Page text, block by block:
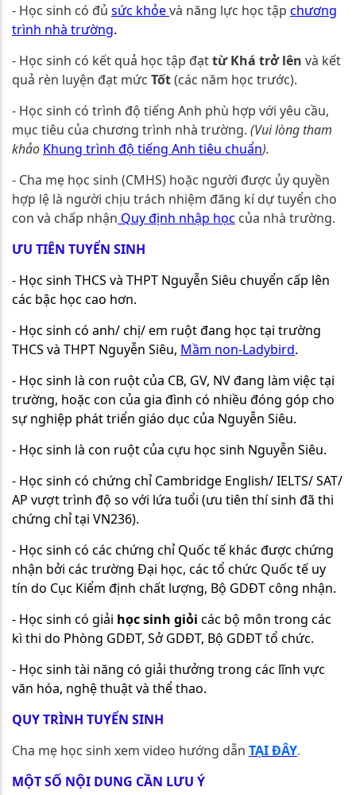
- Học sinh có đủ sức khỏevà năng lực học tập chương
trình nhà trường.
- Học sinh có kết quả học tập đạttừ Khá trở lên và kết
quả rèn luyện đạt mức Tốt(các năm học trước).
- Học sinh có trình độ tiếng Anh phù hợp với yêu cầu,
mục tiêu của chương trình nhà trường. (Vui lòng tham
khảo Khung trình độ tiếng Anh tiêu chuẩn).
- Cha mẹ học sinh (CMHS) hoặc người được ủy quyền
hợp lệ là người chịu trách nhiệm đăng kí dự tuyển cho
con và chấp nhận Quy định nhập học của nhà trường.
ƯU TIÊN TUYỂN SINH
- Học sinh THCS và THPT Nguyễn Siêu chuyển cấp lên
các bậc học cao hơn.
- Học sinh có anh/ chị/ em ruột đang học tại trường
THCS và THPT Nguyễn Siêu, Mầm non-Ladybird.
- Học sinh là con ruột của CB, GV, NV đang làm việc tại
trường, hoặc con của gia đình có nhiều đóng góp cho
sự nghiệp phát triển giáo dục của Nguyễn Siêu.
- Học sinh là con ruột của cựu học sinh Nguyễn Siêu.
- Học sinh có chứng chỉ Cambridge English/ IELTS/ SAT/
AP vượt trình độ so với lứa tuổi (ưu tiên thí sinh đã thi
chứng chỉ tại VN236).
- Học sinh có các chứng chỉ Quốc tế khác được chứng
nhận bởi các trường Đại học, các tổ chức Quốc tế uy
tín do Cục Kiểm định chất lượng, Bộ GDĐT công nhận.
- Học sinh có giải học sinh giỏi các bộ môn trong các
kì thi do Phòng GDĐT, Sở GDĐT, Bộ GDĐT tổ chức.
- Học sinh tài năng có giải thưởng trong các lĩnh vực
văn hóa, nghệ thuật và thể thao.
QUY TRÌNH TUYỂN SINH
Cha mẹ học sinh xem video hướng dẫn TẠI ĐÂY.
MỘT SỐ NỘI DUNG CẦN LƯU Ý